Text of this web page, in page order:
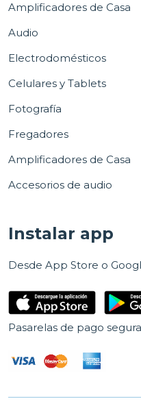
Amplificadores de Casa
Audio
Electrodomésticos
Celulares y Tablets
Fotografía
Fregadores
Amplificadores de Casa
Accesorios de audio
Instalar app
Desde App Store o
Pasarelas de pago